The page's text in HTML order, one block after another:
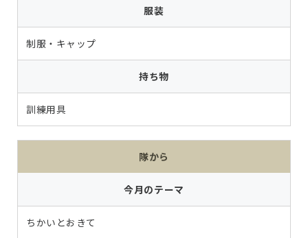
服装
制服・キャップ
持ち物
訓練用具
隊から
今月のテーマ
ちかいとおきて